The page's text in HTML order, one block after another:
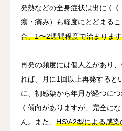
発熱などの全身症状は出にく
瘍・痛み）も軽度にとどまるこ
合、1〜2週間程度で治まります
再発の頻度には個人差があり
れば、月に1回以上再発すると
に、初感染から年月が経つに
く傾向がありますが、完全に
ん。また、 HSV-2型による感